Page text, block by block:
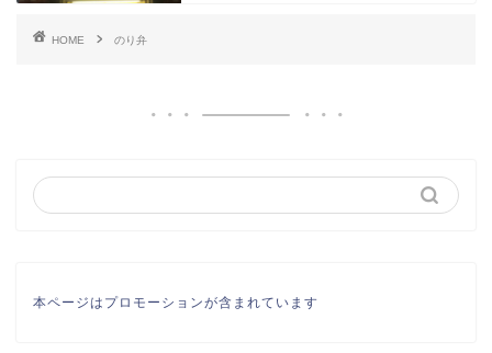
HOME のり弁
本ページはプロモーションが含まれています